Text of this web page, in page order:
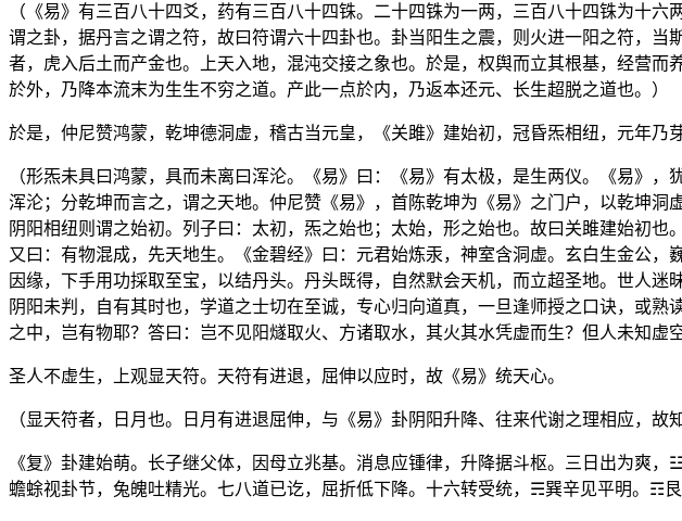
（《易》有三百八十四爻，药有三百八十四铢。二十四铢为一两，三百八十四铢为十
谓之卦，据丹言之谓之符，故曰符谓六十四卦也。卦当阳生之震，则火进一阳之符，
者，虎入后土而产金也。上天入地，混沌交接之象也。於是，权舆而立其根基，经营而
於外，乃降本流末为生生不穷之道。产此一点於内，乃返本还元、长生超脱之道也。）
於是，仲尼赞鸿蒙，乾坤德洞虚，稽古当元皇，《关雎》建始初，冠昏炁相纽，元年乃
（形炁未具曰鸿蒙，具而未离曰浑沦。《易》曰：《易》有太极，是生两仪。《易》
浑沦；分乾坤而言之，谓之天地。仲尼赞《易》，首陈乾坤为《易》之门户，以乾坤
阴阳相纽则谓之始初。列子曰：太初，炁之始也；太始，形之始也。故曰关雎建始初
又曰：有物混成，先天地生。《金碧经》曰：元君始炼汞，神室含洞虚。玄白生金公
因缘，下手用功採取至宝，以结丹头。丹头既得，自然默会天机，而立超圣地。世人
阴阳未判，自有其时也，学道之士切在至诚，专心归向道真，一旦逢师授之口诀，或
之中，岂有物耶？答曰：岂不见阳燧取火、方诸取水，其火其水凭虚而生？但人未知虚
圣人不虚生，上观显天符。天符有进退，屈伸以应时，故《易》统天心。
（显天符者，日月也。日月有进退屈伸，与《易》卦阴阳升降、往来代谢之理相应，故
《复》卦建始萌。长子继父体，因母立兆基。消息应锺律，升降据斗枢。三日出为爽
蟾蜍视卦节，兔魄吐精光。七八道已讫，屈折低下降。十六转受统，☴巽辛见平明。☶